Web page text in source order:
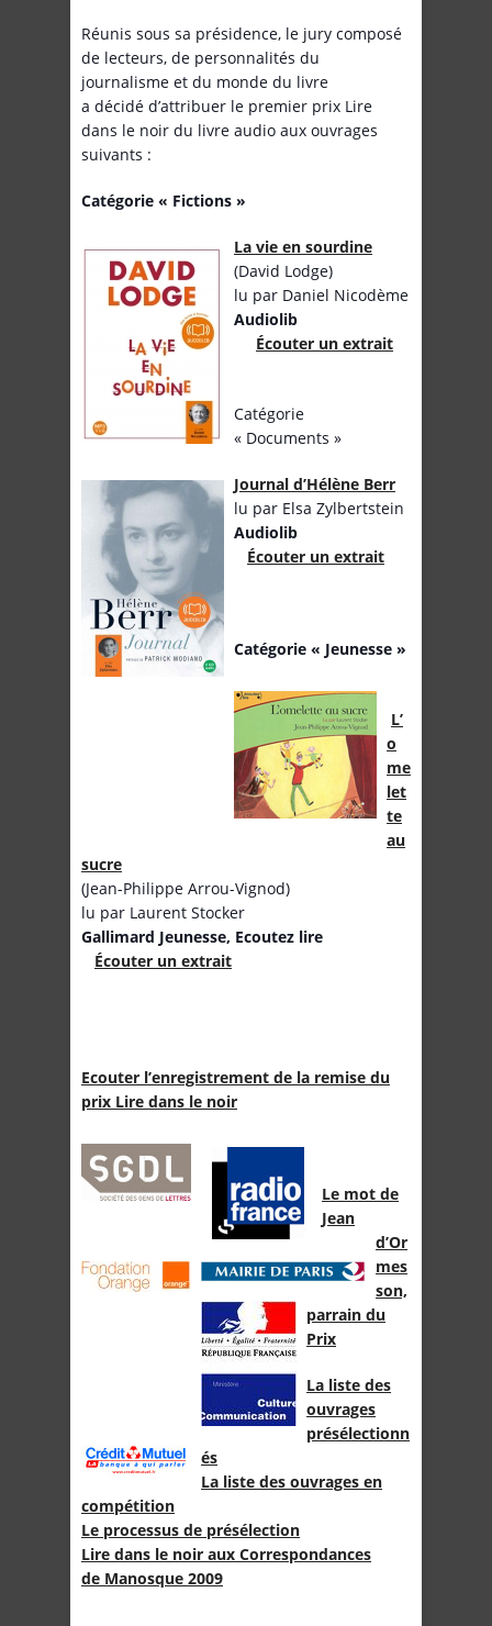
Réunis sous sa présidence, le jury composé
de lecteurs, de personnalités du
journalisme et du monde du livre
a décidé d’attribuer le premier prix Lire
dans le noir du livre audio aux ouvrages
suivants :
Catégorie « Fictions »
La vie en sourdine
(David Lodge)
lu par Daniel Nicodème
Audiolib
Écouter un extrait
Catégorie
« Documents »
Journal d’Hélène Berr
lu par Elsa Zylbertstein
Audiolib
Écouter un extrait
Catégorie « Jeunesse »
L’
o
me
let
te
au
sucre
(Jean-Philippe Arrou-Vignod)
lu par Laurent Stocker
Gallimard Jeunesse, Ecoutez lire
Écouter un extrait
Ecouter l’enregistrement de la remise du
prix Lire dans le noir
Le mot de
Jean
d’Or
mes
son,
parrain du
Prix
La liste des
ouvrages
présélectionn
és
La liste des ouvrages en
compétition
Le processus de présélection
Lire dans le noir aux Correspondances
de Manosque 2009